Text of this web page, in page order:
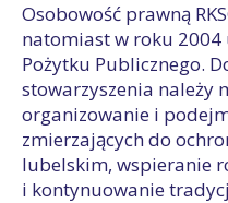
Osobowość prawną
natomiast w roku 2004
Pożytku Publicznego.
stowarzyszenia należy
organizowanie i
zmierzających do
lubelskim, wspieranie
i kontynuowanie